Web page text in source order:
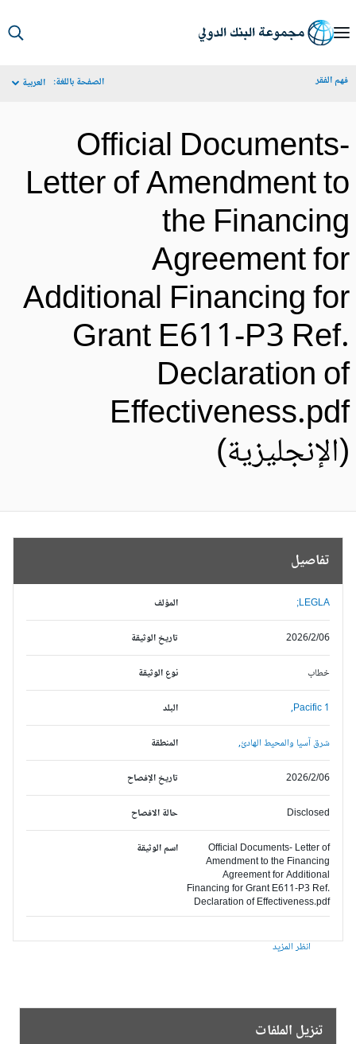
الفقر الصفحة باللغة: العربية
Official
Letter of Amendment
the
Agreement
Additional Financing
Grant E611-P3
Declaration
تفاصيل
المؤلف LEGLA;
تاريخ الوثيقة 2026/2/06
نوع الوثيقة خطاب
البلد Pacific 1,
المنطقة شرق آسيا والمحيط الهادئ,
تاريخ الإفصاح 2026/2/06
حالة الافصاح Disclosed
اسم الوثيقة
Official Documents- Letter of
Amendment to the Financing
Agreement for Additional
Financing for Grant E611-P3 Ref.
Declaration of Effectiveness.pdf
انظر المزيد
تنزيل الملفات